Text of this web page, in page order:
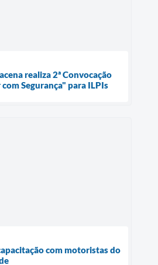
realiza 2ª Convocação
Segurança" para ILPIs
com motoristas do